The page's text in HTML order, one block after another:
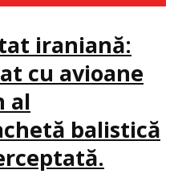
iraniană:
cu avioane
al
balistică